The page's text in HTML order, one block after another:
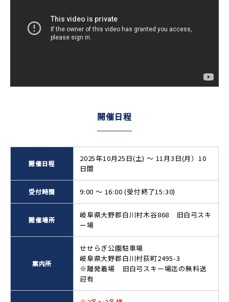
開催日程
開催日程
2025年10月25日(土) ～ 11月3日(月）10
日間
受付時間 9:00 ～ 16:00 (受付終了15:30)
開催場所
岐阜県大野郡白川村木谷868 旧白弓スキ
ー場
案内所
せせらぎ公園駐車場
岐阜県大野郡白川村荻町2495-3
※離発着場 旧白弓スキー場迄の無料送
迎有